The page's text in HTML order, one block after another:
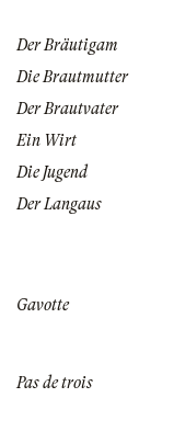
Der Bräutigam
Die Brautmutter
Der Brautvater
Ein Wirt
Die Jugend
Der Langaus
Gavotte
Pas de trois